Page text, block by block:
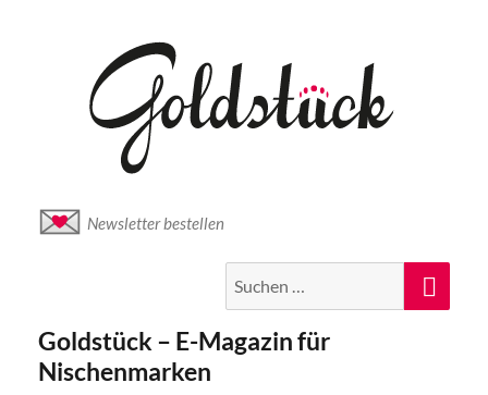
Newsletter bestellen
nach:
Goldstück – E-Magazin für
Nischenmarken